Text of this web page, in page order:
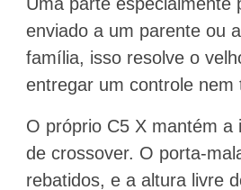
enviado a um parente ou
família, isso resolve o
entregar um controle
O próprio C5 X mantém
de crossover. O porta-
rebatidos, e a altura livre